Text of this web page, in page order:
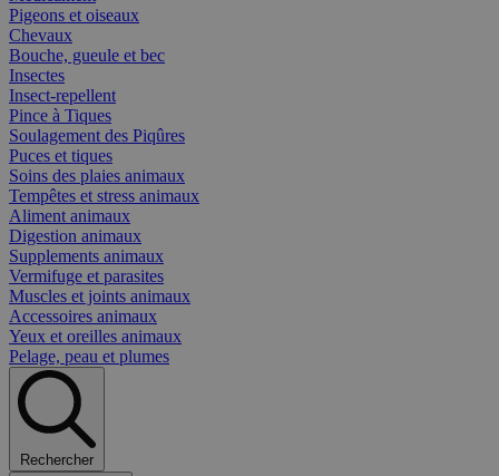
Pigeons et oiseaux
Chevaux
Bouche, gueule et bec
Insectes
Insect-repellent
Pince à Tiques
Soulagement des Piqûres
Puces et tiques
Soins des plaies animaux
Tempêtes et stress animaux
Aliment animaux
Digestion animaux
Supplements animaux
Vermifuge et parasites
Muscles et joints animaux
Accessoires animaux
Yeux et oreilles animaux
Pelage, peau et plumes
Rechercher